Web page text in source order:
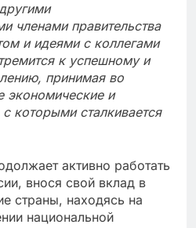
членами правительства
и идеями с коллегами
к успешному и
принимая во
экономические и
которыми сталкивается
активно работать
внося свой вклад в
страны, находясь на
национальной